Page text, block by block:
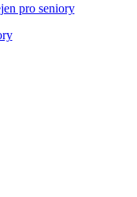
pro seniory